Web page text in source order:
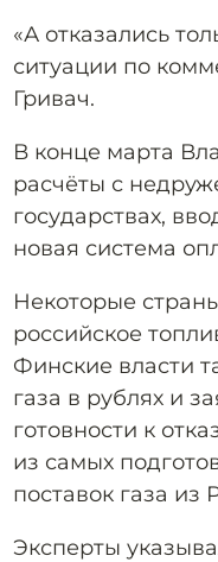
«А отказались
ситуации по
Гривач.
В конце марта
расчёты с
государствах,
новая система
Некоторые
российское
Финские власти
газа в рублях и
готовности к
из самых
поставок газа из
Эксперты